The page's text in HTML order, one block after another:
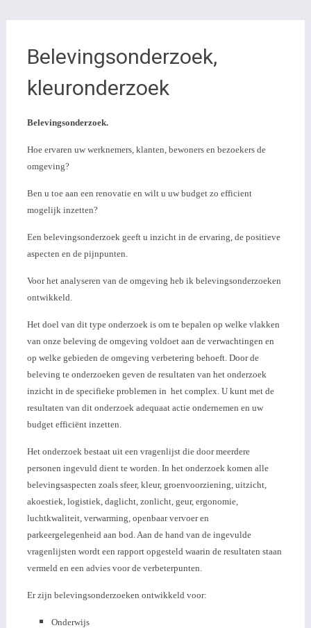
Belevingsonderzoek,
kleuronderzoek
Belevingsonderzoek.
Hoe ervaren uw werknemers, klanten, bewoners en bezoekers de
omgeving?
Ben u toe aan een renovatie en wilt u uw budget zo efficient
mogelijk inzetten?
Een belevingsonderzoek geeft u inzicht in de ervaring, de positieve
aspecten en de pijnpunten.
Voor het analyseren van de omgeving heb ik belevingsonderzoeken
ontwikkeld.
Het doel van dit type onderzoek is om te bepalen op welke vlakken
van onze beleving de omgeving voldoet aan de verwachtingen en
op welke gebieden de omgeving verbetering behoeft.Door de
beleving te onderzoeken geven de resultaten van het onderzoek
inzicht in de specifieke problemen in het complex. U kunt met de
resultaten van dit onderzoek adequaat actie ondernemen en uw
budget efficiënt inzetten.
Het onderzoek bestaat uit een vragenlijst die door meerdere
personen ingevuld dient te worden. In het onderzoek komen alle
belevingsaspecten zoals sfeer, kleur, groenvoorziening, uitzicht,
akoestiek, logistiek, daglicht, zonlicht, geur, ergonomie,
luchtkwaliteit, verwarming, openbaar vervoer en
parkeergelegenheid aan bod. Aan de hand van de ingevulde
vragenlijsten wordt een rapport opgesteld waarin de resultaten staan
vermeld en een advies voor de verbeterpunten.
Er zijn belevingsonderzoeken ontwikkeld voor:
Onderwijs